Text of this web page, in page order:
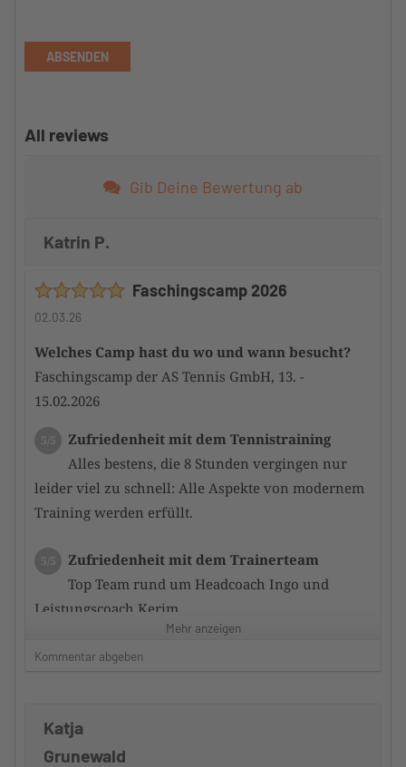
ABSENDEN
All reviews
Gib Deine Bewertung ab
Katrin P.
Faschingscamp 2026
02.03.26
Welches Camp hast du wo und wann besucht?
Faschingscamp der AS Tennis GmbH, 13. -
15.02.2026
5/5
Zufriedenheit mit dem Tennistraining
Alles bestens, die 8 Stunden vergingen nur
leider viel zu schnell: Alle Aspekte von modernem
Training werden erfüllt.
5/5
Zufriedenheit mit dem Trainerteam
Top Team rund um Headcoach Ingo und
Leistungscoach Kerim.
Auch die anderen Camptrain er waren sehr
kompetent und motiviert uns zu verbessern.
Top.
Gute Informationen, sowohl vor als auch nach dem
Mehr anzeigen
Kommentar abgeben
Katja
Grunewald